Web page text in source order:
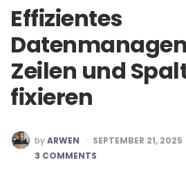
Effizientes
Zeilen und
fixieren
POSTED
BY
byARWEN SEPTEMBER 21, 2025
3 COMMENTS